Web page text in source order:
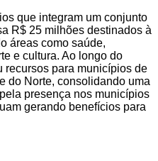
que integram um conjunto
R$ 25 milhões destinados à
áreas como saúde,
e cultura. Ao longo do
recursos para municípios de
do Norte, consolidando uma
presença nos municípios
gerando benefícios para